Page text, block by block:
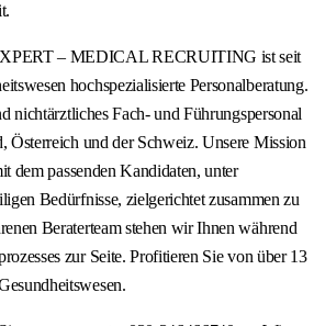
– MEDICAL RECRUITING ist seit
hochspezialisierte Personalberatung.
nichtärztliches Fach- und Führungspersonal
Österreich und der Schweiz. Unsere Mission
dem passenden Kandidaten, unter
Bedürfnisse, zielgerichtet zusammen zu
Beraterteam stehen wir Ihnen während
zur Seite. Profitieren Sie von über 13